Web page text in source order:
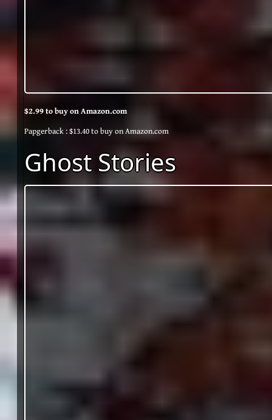
$2.99 to buy on Amazon.com
Papgerback : $13.40 to buy on Amazon.com
Ghost Stories